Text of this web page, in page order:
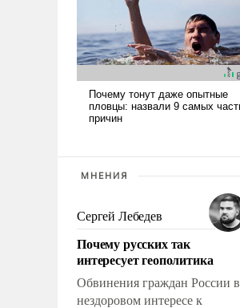
МНЕНИЯ
Сергей Лебедев
Почему русских так
интересует геополитика
Обвинения граждан России в
нездоровом интересе к